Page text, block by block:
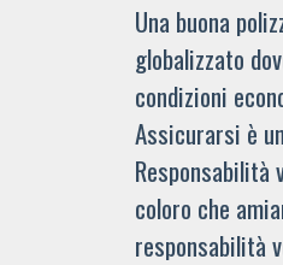
Una buona
globalizzato
condizioni
Assicurarsi è
Responsabilità
coloro che
responsabilità